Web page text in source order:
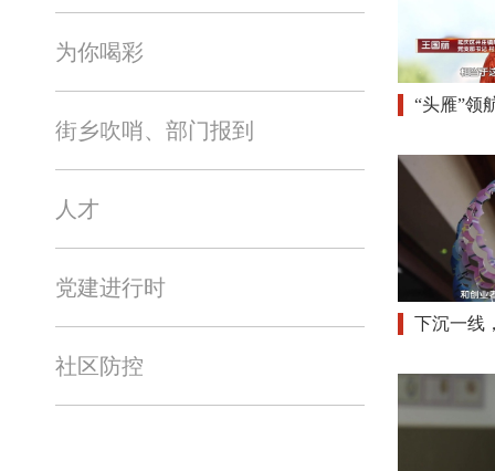
为你喝彩
街乡吹哨、部门报到
人才
党建进行时
社区防控
“头雁”领
下沉一线